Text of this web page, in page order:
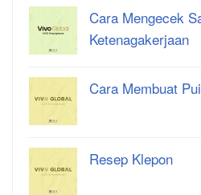
Cara Mengecek
Ketenagakerjaan
Cara Membuat
Resep Klepon